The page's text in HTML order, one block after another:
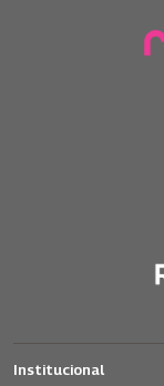
Institucional